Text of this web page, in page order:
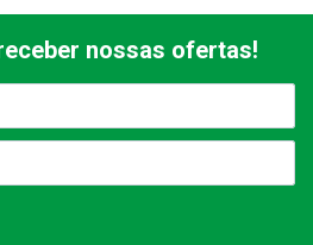
nossas ofertas!